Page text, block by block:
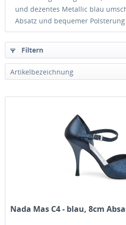
und dezentes Metallic blau
Absatz und bequemer Polsterung
Filtern
Artikelbezeichnung
Nada Mas C4 - blau, 8cm